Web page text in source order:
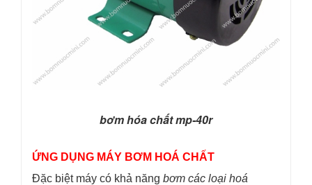
bơm hóa chất mp-40r
ỨNG DỤNG MÁY BƠM HOÁ CHẤT
Đặc biệt máy có khả năng bơm các loại hoá